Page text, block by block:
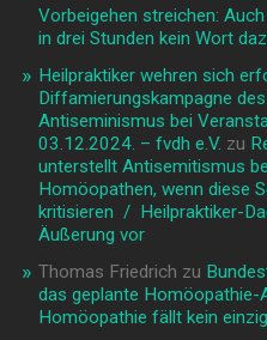
Vorbeigehen streichen:
in drei Stunden kein Wort
Heilpraktiker wehren sich
Diffamierungskampagne
Antiseminismus bei
03.12.2024. – fvdh e.V. zu
unterstellt Antisemitismus
Homöopathen, wenn diese
kritisieren / Heilpraktiker-
Äußerung vor
Thomas Friedrich zu
das geplante Homöopathie-
Homöopathie fällt kein